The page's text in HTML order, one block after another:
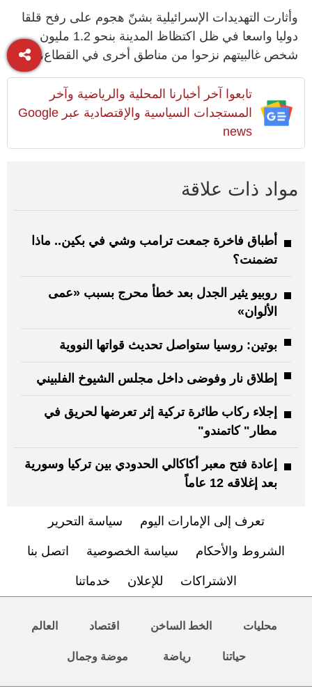
وأثارت التهديدات الإسرائيلية بشنّ هجوم على رفح قلقا
دوليا واسعا في ظل اكتظاظ المدينة بنحو 1.2 مليون
شخص غالبيتهم نزحوا من مناطق أخرى في القطاع، بح
تابعوا آخر أخبارنا المحلية والرياضية وآخر
المستجدات السياسية والإقتصادية عبر Google
news
مواد ذات علاقة
أطباق فاخرة جمعت ترامب وشي في بكين.. ماذا
تضمنت؟
روبيو يثير الجدل بعد خطأ محرج بسبب «عمى
الألوان»
بوتين: روسيا ستواصل تحديث قواتها النووية
إطلاق نار وفوضى داخل مجلس الشيوخ الفلبيني
إجلاء ركاب طائرة تركية إثر تعرضها لحريق في
مطار" كاتمندو"
إعادة فتح معبر أكاكالي الحدودي بين تركيا وسورية
بعد إغلاقه 12 عاماً
تعرف إلى الإمارات اليوم سياسة التحرير
الشروط والأحكام سياسة الخصوصية اتصل بنا
الاشتراكات للإعلان خدماتنا
محليات الخط الساخن اقتصاد العالم
حياتنا رياضة موضة وجمال